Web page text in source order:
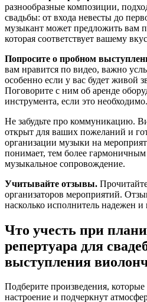
разнообразные композиции,
свадьбы: от входа невесты до
музыкант может предложить вам
которая соответствует вашему
Попросите о пробном
вам нравится по видео, важно
особенно если у вас будет живой
Поговорите с ним об аренде
инструмента, если это необходимо.
Не забудьте про коммуникацию.
открыт для ваших пожеланий и
организации музыки на
понимает, тем более
музыкальное сопровождение.
Учитывайте отзывы.
организаторов мероприятий.
насколько исполнитель надежен и
Что учесть при
репертуара для
выступления
Подберите произведения,
настроение и подчеркнут